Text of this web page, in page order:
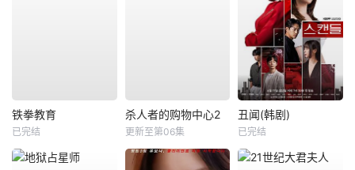
铁拳教育
已完结
杀人者的购物中心2
更新至第06集
丑闻(韩剧)
已完结